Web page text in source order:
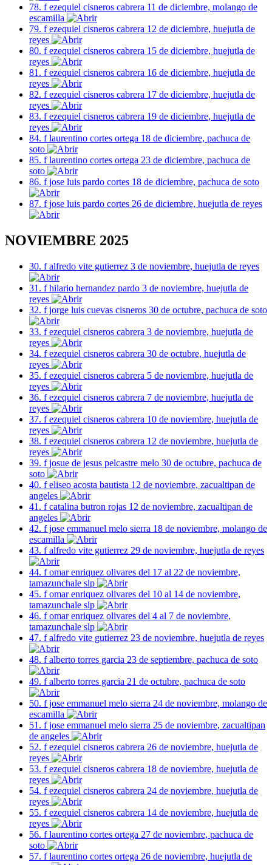
78. f ezequiel cisneros cabrera 11 de diciembre, molango de
escamilla
79. f ezequiel cisneros cabrera 12 de diciembre, huejutla de
reyes
80. f ezequiel cisneros cabrera 15 de diciembre, huejutla de
reyes
81. f ezequiel cisneros cabrera 16 de diciembre, huejutla de
reyes
82. f ezequiel cisneros cabrera 17 de diciembre, huejutla de
reyes
83. f ezequiel cisneros cabrera 19 de diciembre, huejutla de
reyes
84. f laurentino cortes ortega 18 de diciembre, pachuca de
soto
85. f laurentino cortes ortega 23 de diciembre, pachuca de
soto
86. f jose luis pardo cortes 18 de diciembre, pachuca de soto
87. f jose luis pardo cortes 26 de diciembre, huejutla de reyes
NOVIEMBRE 2025
30. f alfredo vite gutierrez 3 de noviembre, huejutla de reyes
31. f hilario hernandez pardo 3 de noviembre, huejutla de
reyes
32. f jorge luis cuevas cisneros 30 de octubre, pachuca de soto
33. f ezequiel cisneros cabrera 3 de noviembre, huejutla de
reyes
34. f ezequiel cisneros cabrera 30 de octubre, huejutla de
reyes
35. f ezequiel cisneros cabrera 5 de noviembre, huejutla de
reyes
36. f ezequiel cisneros cabrera 7 de noviembre, huejutla de
reyes
37. f ezequiel cisneros cabrera 10 de noviembre, huejutla de
reyes
38. f ezequiel cisneros cabrera 12 de noviembre, huejutla de
reyes
39. f josue de jesus pelcastre melo 30 de octubre, pachuca de
soto
40. f eliseo acosta bautista 12 de noviembre, zacualtipan de
angeles
41. f catalina butron rojas 12 de noviembre, zacualtipan de
angeles
42. f jose emmanuel melo sierra 18 de noviembre, molango de
escamilla
43. f alfredo vite gutierrez 29 de noviembre, huejutla de reyes
44. f omar enriquez olivares del 17 al 22 de noviembre,
tamazunchale slp
45. f omar enriquez olivares del 10 al 14 de noviembre,
tamazunchale slp
46. f omar enriquez olivares del 4 al 7 de noviembre,
tamazunchale slp
47. f alfredo vite gutierrez 23 de noviembre, huejutla de reyes
48. f alberto torres garcia 23 de septiembre, pachuca de soto
49. f alberto torres garcia 21 de octubre, pachuca de soto
50. f jose emmanuel melo sierra 24 de noviembre, molango de
escamilla
51. f jose emmanuel melo sierra 25 de noviembre, zacualtipan
de angeles
52. f ezequiel cisneros cabrera 26 de noviembre, huejutla de
reyes
53. f ezequiel cisneros cabrera 18 de noviembre, huejutla de
reyes
54. f ezequiel cisneros cabrera 24 de noviembre, huejutla de
reyes
55. f ezequiel cisneros cabrera 14 de noviembre, huejutla de
reyes
56. f laurentino cortes ortega 27 de noviembre, pachuca de
soto
57. f laurentino cortes ortega 26 de noviembre, huejutla de